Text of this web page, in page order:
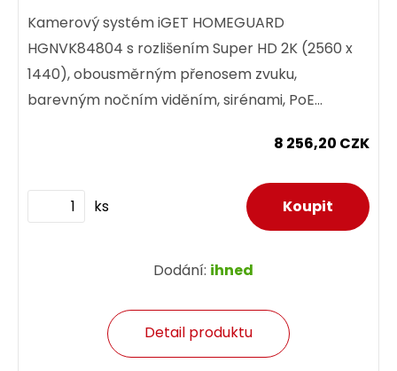
Kamerový systém iGET HOMEGUARD
HGNVK84804 s rozlišením Super HD 2K (2560 x
1440), obousměrným přenosem zvuku,
barevným nočním viděním, sirénami, PoE
8 256,20 CZK
ks
Dodání: ihned
Detail produktu